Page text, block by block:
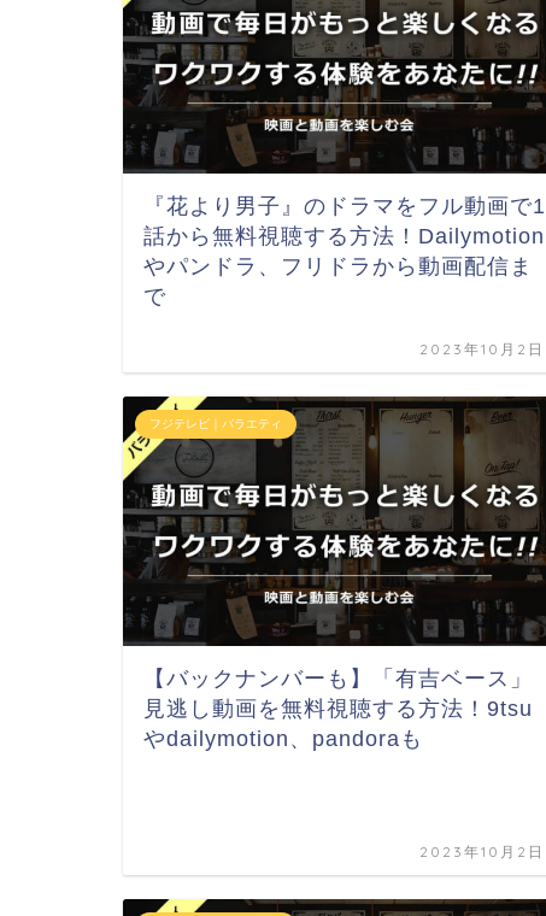
『花より男子』のドラマをフル動画で1
話から無料視聴する方法！Dailymotion
やパンドラ、フリドラから動画配信ま
で
2023年10月2日
フジテレビ｜バラエティ
【バックナンバーも】「有吉ベース」
見逃し動画を無料視聴する方法！9tsu
やdailymotion、pandoraも
2023年10月2日